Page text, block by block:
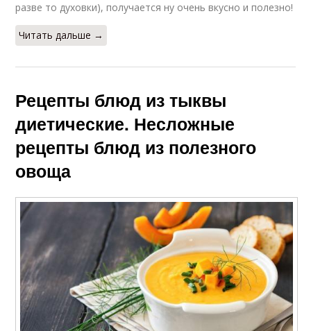
разве то духовки), получается ну очень вкусно и полезно!
Читать дальше →
Рецепты блюд из тыквы
диетические. Несложные
рецепты блюд из полезного
овоща